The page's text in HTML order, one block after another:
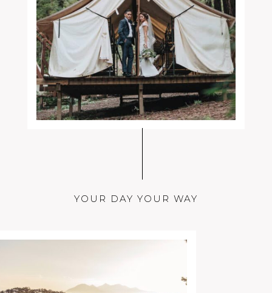
YOUR DAY YOUR WAY